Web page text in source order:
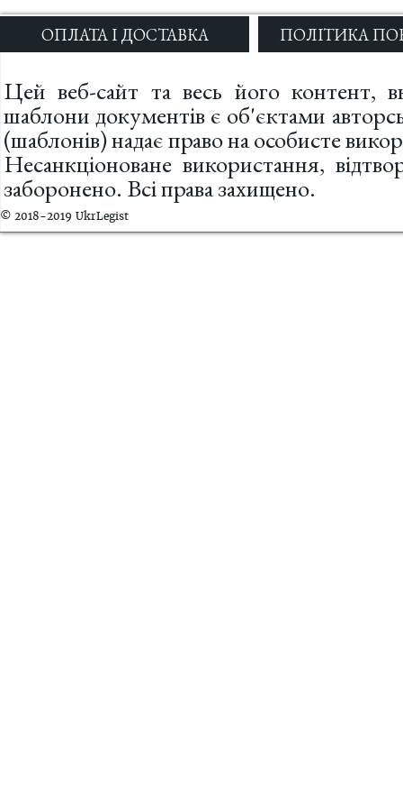
ОПЛАТА І ДОСТАВКА ПОЛІТИКА
Цей веб-сайт та весь його контент,
шаблони документів є об'єктами
(шаблонів) надає право на особисте
Несанкціоноване використання,
заборонено. Всі права захищено.
© 2018-2019 UkrLegist